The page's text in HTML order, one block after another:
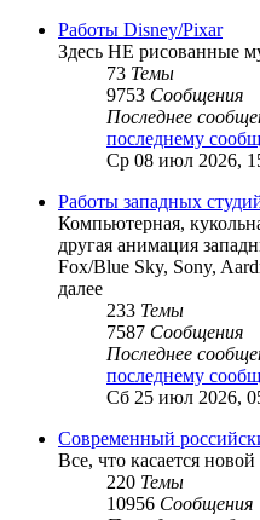
Работы Disney/Pixar
Здесь НЕ рисованные
73 Темы
9753 Сообщения
Последнее
последнему
Ср 08 июл 2026,
Работы западных
Компьютерная,
другая анимация
Fox/Blue Sky, Sony,
далее
233 Темы
7587 Сообщения
Последнее
последнему
Сб 25 июл 2026,
Современный
Все, что касается
220 Темы
10956 Сообщения